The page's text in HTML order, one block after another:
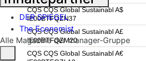
CQS CQS Global Sustainabl A$
IE00BTFQZN37
CQS CQS Global Sustainabl A£
IE00BTFQZM20
CQS CQS Global Sustainabl A€
DER SPIEGEL
The Economist
Alle Magazine der manager-Gruppe